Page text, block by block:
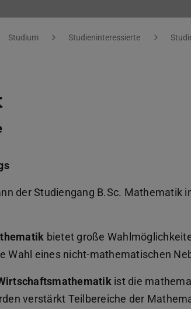
Studium Studieninteressierte
der Studiengang B.Sc. Mathematik
bietet große
Wahl eines nicht-mathematischen
ist die
verstärkt Teilbereiche der